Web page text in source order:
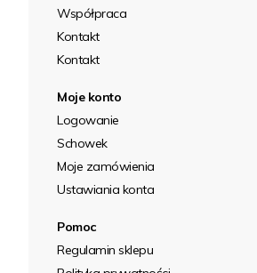
Współpraca
Kontakt
Kontakt
Moje konto
Logowanie
Schowek
Moje zamówienia
Ustawiania konta
Pomoc
Regulamin sklepu